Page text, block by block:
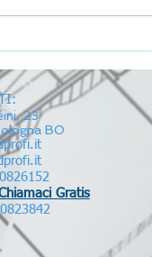
23
BO
Gratis